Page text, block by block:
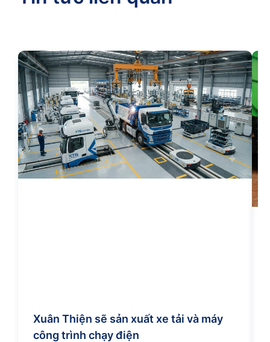
Xuân Thiện sẽ sản xuất xe tải và máy
công trình chạy điện